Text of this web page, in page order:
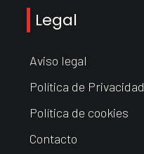
Legal
Aviso legal
Política de Privacidad
Política de cookies
Contacto